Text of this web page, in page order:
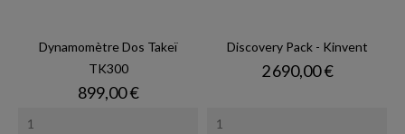
Dynamomètre Dos Takeï
TK300
Prix
899,00 €
Discovery Pack - Kinvent
Prix
2 690,00 €